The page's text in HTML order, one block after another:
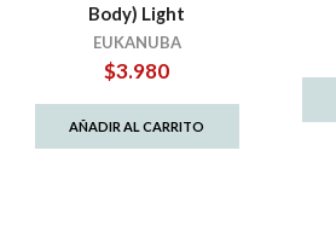
Body) Light
EUKANUBA
$3.980
AÑADIR AL CARRITO